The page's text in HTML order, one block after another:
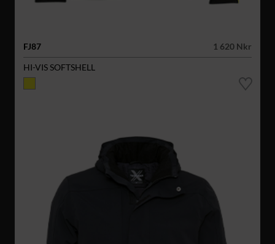
FJ87
1 620 Nkr
HI-VIS SOFTSHELL